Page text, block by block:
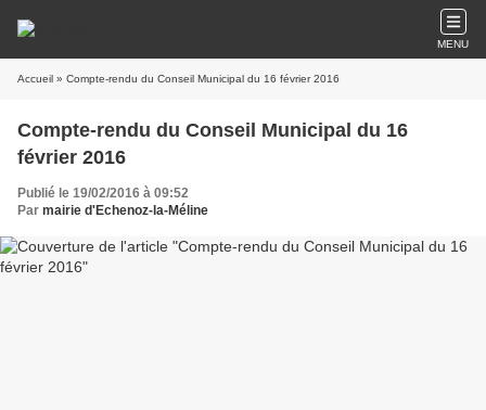
MENU
Accueil » Compte-rendu du Conseil Municipal du 16 février 2016
Compte-rendu du Conseil Municipal du 16
février 2016
Publié le 19/02/2016 à 09:52
Par mairie d'Echenoz-la-Méline